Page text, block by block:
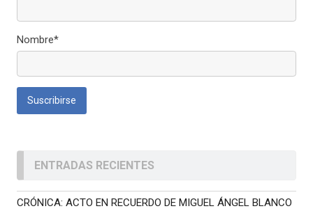
Nombre*
ENTRADAS RECIENTES
CRÓNICA: ACTO EN RECUERDO DE MIGUEL ÁNGEL BLANCO